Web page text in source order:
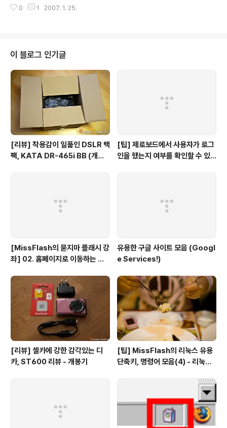
로그램을 설치하신 후 바로 실행하시거나, 윈도우 > 제어
m/zboard/zboard.php?id=MissFlash_guest 에 문의바랍니다. ^^) * M
sFlash Memo V1.1.1 버전 배포 (..
0 1 2007. 1. 25.
이 블로그 인기글
[리뷰] 착용감이 일품인 DSLR 백
팩, KATA DR-465i BB (개봉
[팁] 제로보드에서 사용자가 로그
인을 했는지 여부를 확인할 수 있
[MissFlash의 묻지마 플래시 강
좌] 02. 홈페이지로 이동하는 버
유용한 구글 사이트 모음 (Googl
e Services!)
[리뷰] 셀카에 강한 감각있는 디
카, ST600 리뷰 - 개봉기
[팁] MissFlash의 리눅스 유용
단축키, 명령어 모음(4) - 리눅스